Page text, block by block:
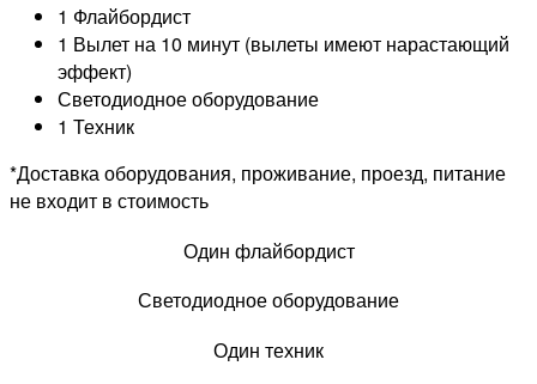
1 Флайбордист
1 Вылет на 10 минут (вылеты имеют нарастающий
эффект)
Светодиодное оборудование
1 Техник
*Доставка оборудования, проживание, проезд, питание
не входит в стоимость
Один флайбордист
Светодиодное оборудование
Один техник